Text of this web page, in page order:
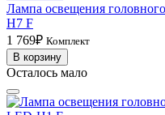
Лампа освещения
H7 F
1 769₽ Комплект
В корзину
Осталось мало